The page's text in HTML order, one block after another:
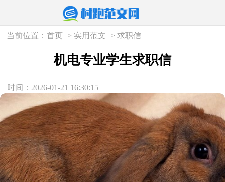
当前位置：首页 > 实用范文 >求职信
机电专业学生求职信
时间：2026-01-21 16:30:15